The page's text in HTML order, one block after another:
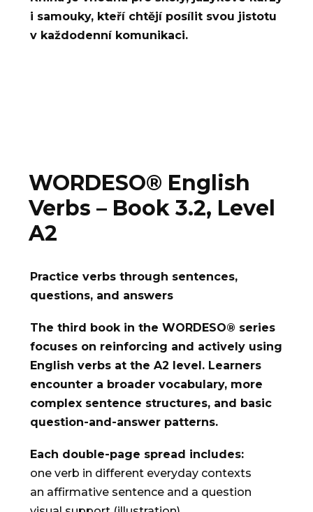
i samouky, kteří chtějí posílit svou jistotu
v každodenní komunikaci.
WORDESO® English
Verbs – Book 3.2, Level
A2
Practice verbs through sentences,
questions, and answers
The third book in the WORDESO® series
focuses on reinforcing and actively using
English verbs at the A2 level. Learners
encounter a broader vocabulary, more
complex sentence structures, and basic
question-and-answer patterns.
Each double-page spread includes:
one verb in different everyday contexts
an affirmative sentence and a question